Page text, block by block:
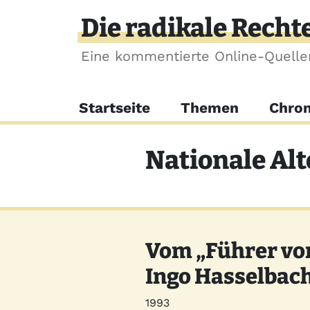
Die radikale
Eine kommentierte Online-
Hauptnavigation
Startseite Themen
Nationale
Vom „Führer
Ingo
Jahr
1993